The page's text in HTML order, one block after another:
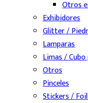
Otros
Exhibidores
Glitter /
Lamparas
Limas /
Otros
Pinceles
Stickers /